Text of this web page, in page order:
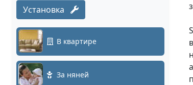
Установка
В квартире
За няней